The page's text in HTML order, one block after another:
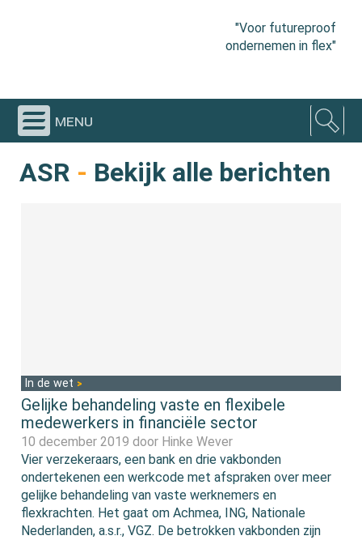
"Voor futureproof
ondernemen in flex"
menu
ASR - Bekijk alle berichten
In de wet
Gelijke behandeling vaste en flexibele
medewerkers in financiële sector
10 december 2019 door Hinke Wever
Vier verzekeraars, een bank en drie vakbonden
ondertekenen een werkcode met afspraken over meer
gelijke behandeling van vaste werknemers en
flexkrachten. Het gaat om Achmea, ING, Nationale
Nederlanden, a.s.r., VGZ. De betrokken vakbonden zijn